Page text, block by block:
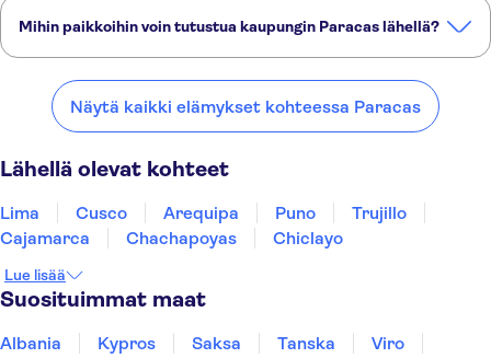
Dazzler by Wyndham Lima
Antara Hotel
Mihin paikkoihin voin tutustua kaupungin Paracas lähellä?
lähellä:
Cusco Puno
Näytä kaikki elämykset kohteessa Paracas
Lähellä olevat kohteet
Lima Cusco Arequipa Puno
Trujillo
Cajamarca
Chachapoyas Chiclayo
Lue lisää
Suosituimmat maat
Albania Kypros Saksa Tanska
Viro